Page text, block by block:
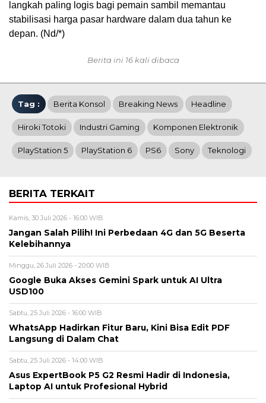
langkah paling logis bagi pemain sambil memantau
stabilisasi harga pasar hardware dalam dua tahun ke
depan. (Nd/*)
Berita ini 16 kali dibaca
Tag : Berita Konsol Breaking News Headline
Hiroki Totoki Industri Gaming Komponen Elektronik
PlayStation 5 PlayStation 6 PS6 Sony Teknologi
BERITA TERKAIT
Kamis, 30 Juli 2026 - 16:00 WIB
Jangan Salah Pilih! Ini Perbedaan 4G dan 5G Beserta
Kelebihannya
Minggu, 26 Juli 2026 - 20:00 WIB
Google Buka Akses Gemini Spark untuk AI Ultra
USD100
Sabtu, 25 Juli 2026 - 16:00 WIB
WhatsApp Hadirkan Fitur Baru, Kini Bisa Edit PDF
Langsung di Dalam Chat
Sabtu, 25 Juli 2026 - 14:00 WIB
Asus ExpertBook P5 G2 Resmi Hadir di Indonesia,
Laptop AI untuk Profesional Hybrid